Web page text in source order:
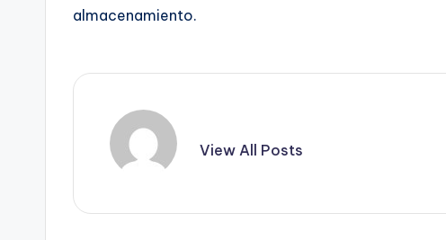
almacenamiento.
View All Posts